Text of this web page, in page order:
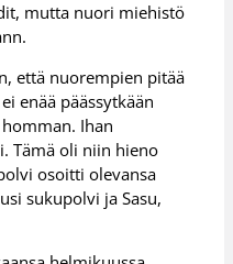
mutta nuori miehistö
että nuorempien pitää
enää päässytkään
Ihan
Tämä oli niin hieno
osoitti olevansa
sukupolvi ja Sasu,